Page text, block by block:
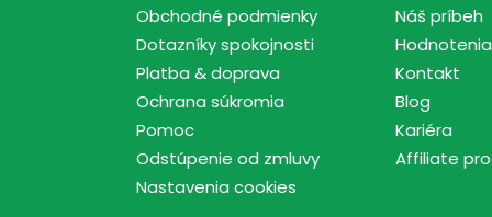
Obchodné podmienky
Dotazníky spokojnosti
Platba & doprava
Ochrana súkromia
Pomoc
Odstúpenie od zmluvy
Nastavenia cookies
Náš príbeh
Kontakt
Blog
Kariéra
Affiliate